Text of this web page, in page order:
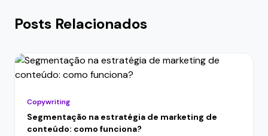
Posts Relacionados
Copywriting
Segmentação na estratégia de marketing de
conteúdo: como funciona?